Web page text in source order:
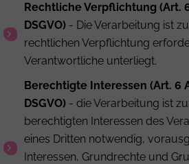
Rechtliche Verpflichtung (Art.
DSGVO) - Die Verarbeitung ist
rechtlichen Verpflichtung
Verantwortliche unterliegt.
Berechtigte Interessen (Art. 6
DSGVO) - die Verarbeitung ist
berechtigten Interessen des
eines Dritten notwendig,
Interessen, Grundrechte und